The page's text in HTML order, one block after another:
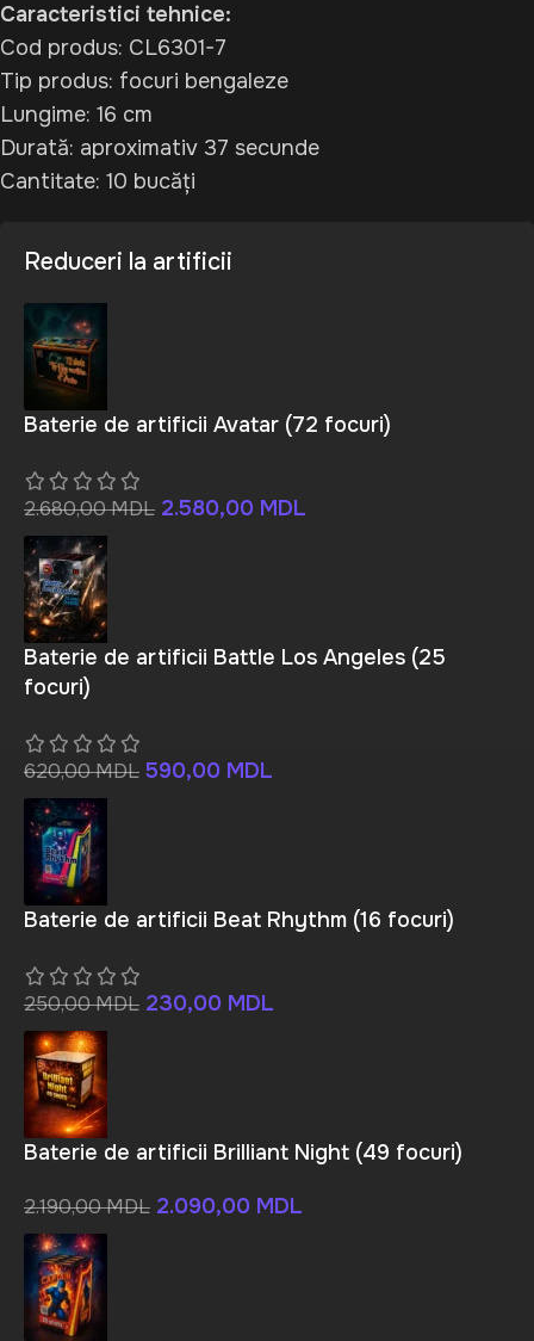
Caracteristici tehnice:
Cod produs: CL6301-7
Tip produs: focuri bengaleze
Lungime: 16 cm
Durată: aproximativ 37 secunde
Cantitate: 10 bucăți
Reduceri la artificii
Baterie de artificii Avatar (72 focuri)
2.680,00MDL 2.580,00 MDL
Baterie de artificii Battle Los Angeles (25
focuri)
620,00MDL 590,00 MDL
Baterie de artificii Beat Rhythm (16 focuri)
250,00MDL 230,00 MDL
Baterie de artificii Brilliant Night (49 focuri)
2.190,00MDL 2.090,00 MDL